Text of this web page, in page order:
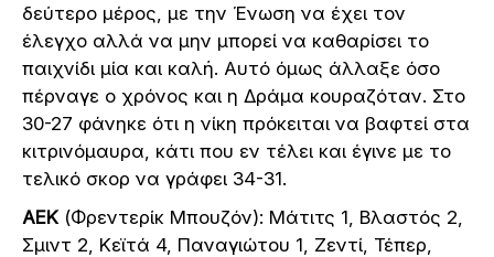
δεύτερο μέρος, με την Ένωση να έχει τον
έλεγχο αλλά να μην μπορεί να καθαρίσει το
παιχνίδι μία και καλή. Αυτό όμως άλλαξε όσο
πέρναγε ο χρόνος και η Δράμα κουραζόταν. Στο
30-27 φάνηκε ότι η νίκη πρόκειται να βαφτεί στα
κιτρινόμαυρα, κάτι που εν τέλει και έγινε με το
τελικό σκορ να γράφει 34-31.
ΑΕΚ(Φρεντερίκ Μπουζόν): Μάτιτς 1, Βλαστός 2,
Σμιντ 2, Κεϊτά 4, Παναγιώτου 1, Ζεντί, Τέπερ,